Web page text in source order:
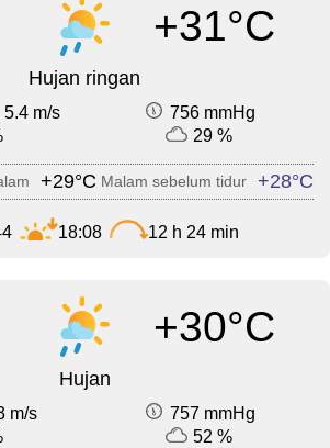
+31°C
Hujan ringan
5.4 m/s
756 mmHg
29 %
+29°C Malam sebelum tidur +28°C
18:08 12 h 24 min
+30°C
Hujan
m/s
757 mmHg
52 %